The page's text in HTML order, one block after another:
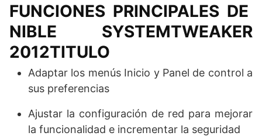
FUNCIONES PRINCIPALES DE
NIBLE SYSTEMTWEAKER
2012TITULO
Adaptar los menús Inicio y Panel de control a
sus preferencias
Ajustar la configuración de red para mejorar
la funcionalidad e incrementar la seguridad